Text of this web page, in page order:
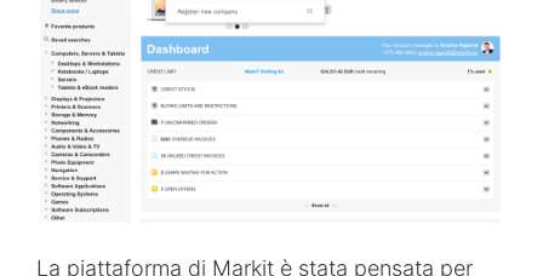
La piattaforma di Markit è stata pensata per